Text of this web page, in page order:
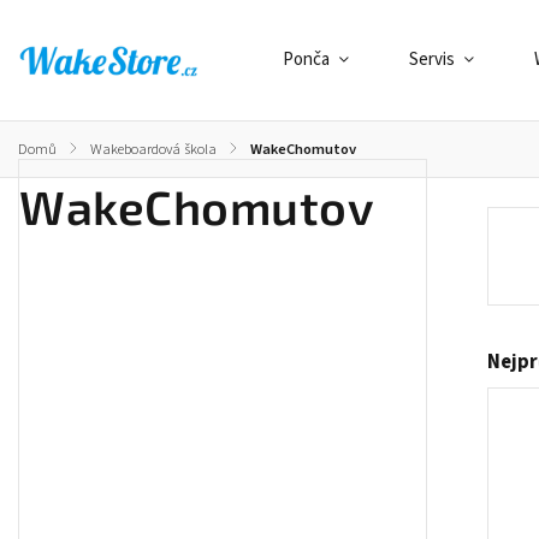
Ponča Servis
Domů / Wakeboardová škola / WakeChomutov
WakeChomutov